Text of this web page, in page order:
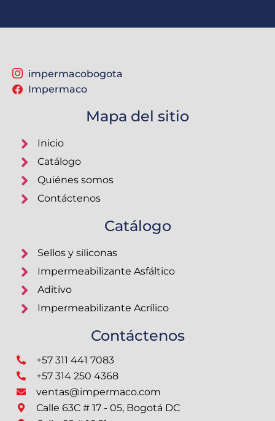
impermacobogota
Impermaco
Mapa del sitio
Inicio
Catálogo
Quiénes somos
Contáctenos
Catálogo
Sellos y siliconas
Impermeabilizante Asfáltico
Aditivo
Impermeabilizante Acrílico
Contáctenos
+57 311 441 7083
+57 314 250 4368
ventas@impermaco.com
Calle 63C # 17 - 05, Bogotá DC